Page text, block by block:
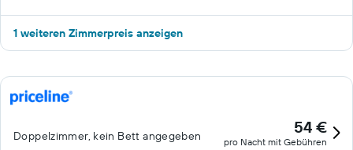
1 weiteren Zimmerpreis anzeigen
Doppelzimmer, kein Bett angegeben 54 €
pro Nacht mit Gebühren